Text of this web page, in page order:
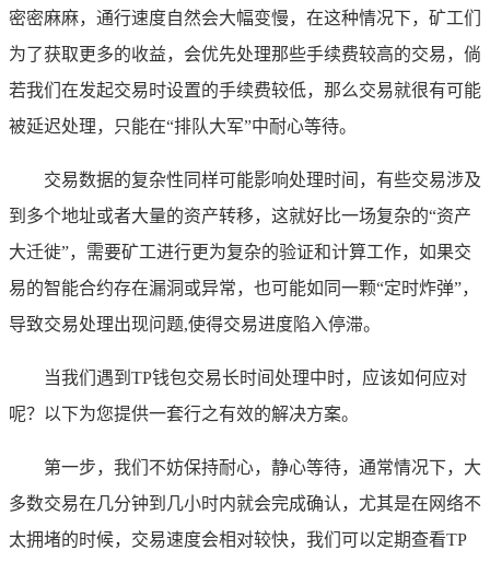
密密麻麻，通行速度自然会大幅变慢，在这种情况下，矿工们
为了获取更多的收益，会优先处理那些手续费较高的交易，倘
若我们在发起交易时设置的手续费较低，那么交易就很有可能
被延迟处理，只能在“排队大军”中耐心等待。
交易数据的复杂性同样可能影响处理时间，有些交易涉及
到多个地址或者大量的资产转移，这就好比一场复杂的“资产
大迁徙”，需要矿工进行更为复杂的验证和计算工作，如果交
易的智能合约存在漏洞或异常，也可能如同一颗“定时炸弹”，
导致交易处理出现问题,使得交易进度陷入停滞。
当我们遇到TP钱包交易长时间处理中时，应该如何应对
呢？以下为您提供一套行之有效的解决方案。
第一步，我们不妨保持耐心，静心等待，通常情况下，大
多数交易在几分钟到几小时内就会完成确认，尤其是在网络不
太拥堵的时候，交易速度会相对较快，我们可以定期查看TP